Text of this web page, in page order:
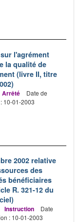
l'agrément
la qualité de
(livre II, titre
Arrêté
Date de
10-01-2003
2002 relative
des
bénéficiaires
R. 321-12 du
Instruction
Date
: 10-01-2003